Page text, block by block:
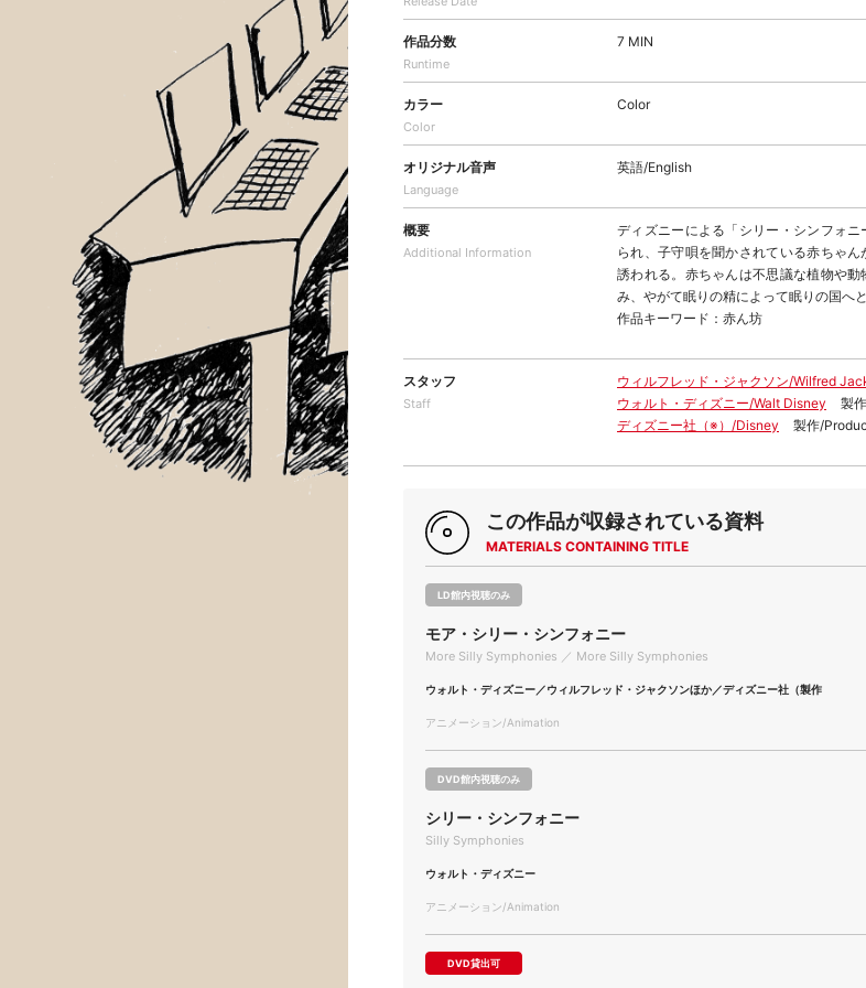
作品分数
Runtime
7 MIN
カラー
Color
Color
オリジナル音声
Language
英語/English
概要
Additional Information
ディズニーによる「シリー・シンフォ
られ、子守唄を聞かされている赤ちゃ
誘われる。赤ちゃんは不思議な植物や
み、やがて眠りの精によって眠りの国へと
作品キーワード：赤ん坊
スタッフ
Staff
ウィルフレッド・ジャクソン/Wilfred
ウォルト・ディズニー/Walt Disney
製
ディズニー社（※）/Disney
製作/
この作品が収録されている資料
MATERIALS CONTAINING TITLE
LD館内視聴のみ
モア・シリー・シンフォニー
More Silly Symphonies ／ More Silly Symphonies
ウォルト・ディズニー／ウィルフレッド・ジャクソンほか／ディズニー社（製作
アニメーション/Animation
DVD館内視聴のみ
シリー・シンフォニー
Silly Symphonies
ウォルト・ディズニー
アニメーション/Animation
DVD貸出可